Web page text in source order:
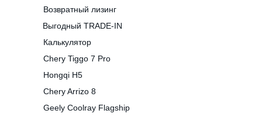
Geely Coolray Flagship
Калькулятор
Chery Tiggo 7 Pro
Chery Arrizo 8
Hongqi H5
Возвратный лизинг
Выгодный TRADE-IN